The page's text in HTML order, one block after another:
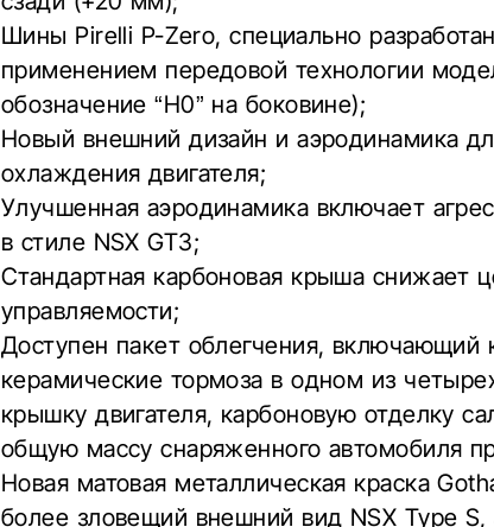
Шины Pirelli P-Zero, специально
применением передовой технологии
обозначение “H0” на боковине);
Новый внешний дизайн и аэродинамика
охлаждения двигателя;
Улучшенная аэродинамика включает
в стиле NSX GT3;
Стандартная карбоновая крыша снижает
управляемости;
Доступен пакет облегчения, включающий
керамические тормоза в одном из
крышку двигателя, карбоновую отделку
общую массу снаряженного автомобиля
Новая матовая металлическая краска
более зловещий внешний вид NSX Type S,